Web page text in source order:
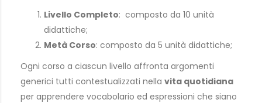
Livello Completo: composto da 10 unità
didattiche;
Metà Corso: composto da 5 unità didattiche;
Ogni corso a ciascun livello affronta argomenti
generici tutti contestualizzati nella vita quotidiana
per apprendere vocabolario ed espressioni che siano